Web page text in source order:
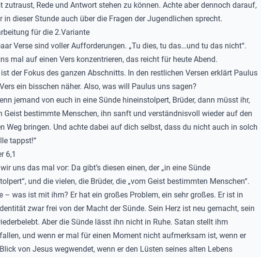
zutraust, Rede und Antwort stehen zu können. Achte aber dennoch darauf,
in dieser Stunde auch über die Fragen der Jugendlichen sprecht.
für die 2.Variante
Verse sind voller Aufforderungen. „Tu dies, tu das…und tu das nicht“.
mal auf einen Vers konzentrieren, das reicht für heute Abend.
ist der Fokus des ganzen Abschnitts. In den restlichen Versen erklärt Paulus
ein bisschen näher. Also, was will Paulus uns sagen?
jemand von euch in eine Sünde hineinstolpert, Brüder, dann müsst ihr,
Geist bestimmte Menschen, ihn sanft und verständnisvoll wieder auf den
Weg bringen. Und achte dabei auf dich selbst, dass du nicht auch in solch
tappst!“
6,1
uns das mal vor: Da gibt’s diesen einen, der „in eine Sünde
und die vielen, die Brüder, die „vom Geist bestimmten Menschen“.
– was ist mit ihm? Er hat ein großes Problem, ein sehr großes. Er ist in
zwar frei von der Macht der Sünde. Sein Herz ist neu gemacht, sein
Aber die Sünde lässt ihn nicht in Ruhe. Satan stellt ihm
und wenn er mal für einen Moment nicht aufmerksam ist, wenn er
von Jesus wegwendet, wenn er den Lüsten seines alten Lebens